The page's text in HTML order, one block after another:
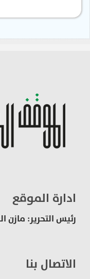
ادارة الموقع
رئيس التحرير: مازن
الاتصال بنا